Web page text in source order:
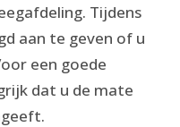
Tijdens
aan te geven of u
een goede
dat u de mate